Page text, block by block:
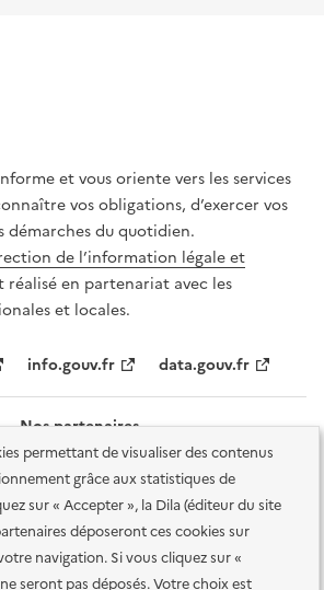
permettant de visualiser des contenus
grâce aux statistiques de
sur « Accepter », la Dila (éditeur du site
déposeront ces cookies sur
navigation. Si vous cliquez sur «
seront pas déposés. Votre choix est
et vous oriente vers les services
vos obligations, d’exercer vos
démarches du quotidien.
de l’information légale et
réalisé en partenariat avec les
et locales.
info.gouv.fr data.gouv.fr
Nos partenaires
: totalement conforme Accessibilité des